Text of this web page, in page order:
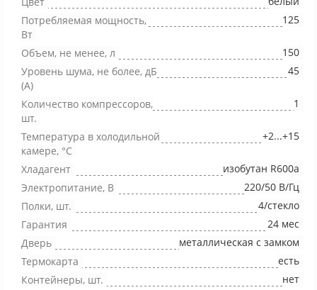
Потребляемая мощность,
Вт
125
Объем, не менее, л
150
Уровень шума, не более, дБ
(А)
45
Количество компрессоров,
шт.
1
Температура в холодильной
камере, °С
+2...+15
Хладагент
изобутан R600a
Электропитание, В
220/50 В/Гц
Полки, шт.
4/стекло
Гарантия
24 мес
Дверь
металлическая с замком
Термокарта
есть
Контейнеры, шт.
нет